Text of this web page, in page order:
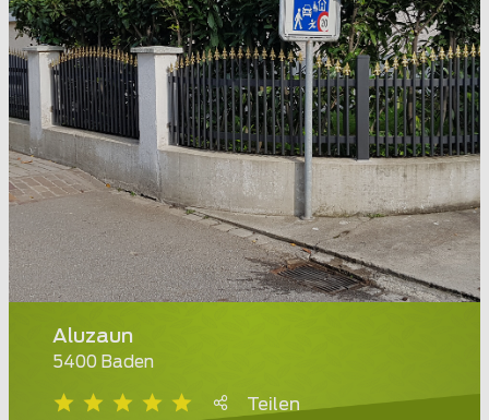
Aluzaun
5400 Baden
Teilen